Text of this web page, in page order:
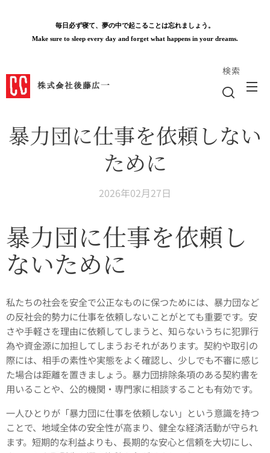
毎日必ず寝て、夢の中で起こることは忘れましょう。
Make sure to sleep every day and forget what happens in your dreams.
株式会社後藤広一
検索
暴力団に仕事を依頼しない
ために
2026年02月27日
暴力団に仕事を依頼し
ないために
私たちの社会を安全で公正なものに保つためには、暴力団など
の反社会的勢力に仕事を依頼しないことがとても重要です。安
さや手軽さを理由に依頼してしまうと、知らないうちに犯罪行
為や資金源に加担してしまうおそれがあります。契約や取引の
際には、相手の素性や実態をよく確認し、少しでも不審に感じ
た場合は距離を置きましょう。暴力団排除条項のある契約書を
用いることや、公的機関・専門家に相談することも有効です。
一人ひとりが「暴力団に仕事を依頼しない」という意識を持つ
ことで、地域全体の安全性が高まり、健全な経済活動が守られ
ます。短期的な利益よりも、長期的な安心と信頼を大切にし、